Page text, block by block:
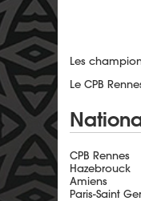
Les
Le CPB
CPB Rennes
Hazebrouck
Amiens
Paris-Saint